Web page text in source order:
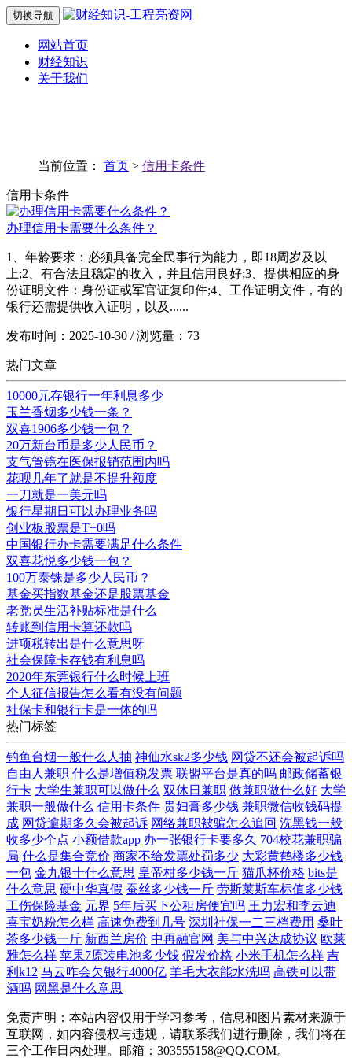
切换导航
网站首页
财经知识
关于我们
当前位置： 首页 > 信用卡条件
信用卡条件
办理信用卡需要什么条件？
1、年龄要求：必须具备完全民事行为能力，即18周岁及以
上;2、有合法且稳定的收入，并且信用良好;3、提供相应的身
份证明文件：身份证或军官证复印件;4、工作证明文件，有的
银行还需提供收入证明，以及......
发布时间：2025-10-30 / 浏览量：73
热门文章
10000元存银行一年利息多少
玉兰香烟多少钱一条？
双喜1906多少钱一包？
20万新台币是多少人民币？
支气管镜在医保报销范围内吗
花呗几年了就是不提升额度
一刀就是一美元吗
银行星期日可以办理业务吗
创业板股票是T+0吗
中国银行办卡需要满足什么条件
双喜花悦多少钱一包？
100万泰铢是多少人民币？
基金买指数基金还是股票基金
老党员生活补贴标准是什么
转账到信用卡算还款吗
进项税转出是什么意思呀
社会保障卡存钱有利息吗
2020年东莞银行什么时候上班
个人征信报告怎么看有没有问题
社保卡和银行卡是一体的吗
热门标签
钓鱼台烟一般什么人抽 神仙水sk2多少钱 网贷不还会被起诉吗
自由人兼职 什么是增值税发票 联盟平台是真的吗 邮政储蓄银
行卡 大学生兼职可以做什么 双休日兼职 做兼职做什么好 大学
兼职一般做什么 信用卡条件 贵妇膏多少钱 兼职微信收钱码提
成 网贷逾期多久会被起诉 网络兼职被骗怎么追回 洗黑钱一般
收多少个点 小额借款app 办一张银行卡要多久 704校花兼职骗
局 什么是集合竞价 商家不给发票处罚多少 大彩黄鹤楼多少钱
一包 金九银十什么意思 皇帝柑多少钱一斤 猫爪杯价格 bits是
什么意思 硬中华真假 蚕丝多少钱一斤 劳斯莱斯车标值多少钱
工伤保险基金 元界 5年后买下公租房便宜吗 王力宏和李云迪
喜宝奶粉怎么样 高速免费到几号 深圳社保一二三档费用 桑叶
茶多少钱一斤 新西兰房价 中再融官网 美与中兴达成协议 欧莱
雅怎么样 苹果7原装电池多少钱 假发价格 小米手机怎么样 吉
利k12 马云咋会欠银行4000亿 羊毛大衣能水洗吗 高铁可以带
酒吗 网黑是什么意思
免责声明：本站内容仅用于学习参考，信息和图片素材来源于
互联网，如内容侵权与违规，请联系我们进行删除，我们将在
三个工作日内处理。邮箱：303555158@QQ.COM。